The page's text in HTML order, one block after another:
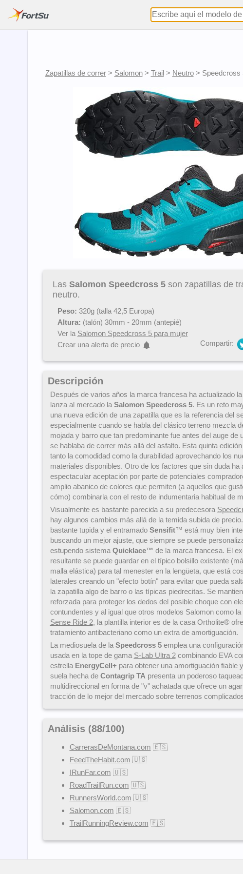
Zapatillas de correr> Salomon> Trail> Neutro> Speedcross
Las Salomon Speedcross 5son zapatillas de
neutro.
Peso: 320g (talla 42,5 Europa)
Altura: (talón) 30mm - 20mm (antepié)
Ver la Salomon Speedcross 5 para mujer
Crear una alerta de precio
Compartir:
Descripción
Después de varios años la marca francesa ha actualizado
lanza al mercado la Salomon Speedcross 5. Es un reto
una nueva edición de una zapatilla que es la referencia del
especialmente cuando se habla del clásico terreno mezcla
mojada y barro que tan predominante fue antes del auge de
se hablaba de correr más allá del asfalto. Esta quinta
tanto la comodidad como la durabilidad aprovechando los
materiales disponibles. Otro de los factores que sin duda ha
espectacular aceptación por parte de potenciales
amplio abanico de colores que permiten (a aquellos que
cómo) combinarla con el resto de indumentaria habitual de
Visualmente es bastante parecida a su predecesora
hay algunos cambios más allá de la temida subida de
bastante tupida y el entramado Sensifit™ está muy bien
buscando un mejor ajuste, que siempre se puede
estupendo sistema Quicklace™ de la marca francesa. El
resultante se puede guardar en el típico bolsillo existente
malla elástica) para tal menester en la lengüeta, que está
laterales creando un "efecto botín" para evitar que pueda
la zapatilla algo de barro o las típicas piedrecitas. Se
reforzada para proteger los dedos del posible choque con
contundentes y al igual que otros modelos Salomon como la
Sense Ride 2, la plantilla interior es de la casa Ortholite®
tratamiento antibacteriano como un extra de amortiguación.
La mediosuela de la Speedcross 5emplea una
usada en la tope de gama S-Lab Ultra 2combinando EVA
estrella EnergyCell+ para obtener una amortiguación fiable
suela hecha de Contagrip TA presenta un poderoso
multidireccional en forma de "v" achatada que ofrece un
tracción de lo mejor del mercado sobre terrenos
Análisis (88/100)
CarrerasDeMontana.com 🇪🇸
FeedTheHabit.com 🇺🇸
IRunFar.com 🇺🇸
RoadTrailRun.com 🇺🇸
RunnersWorld.com 🇺🇸
Salomon.com 🇪🇸
TrailRunningReview.com 🇪🇸